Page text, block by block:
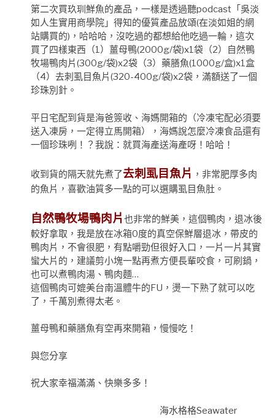
第二次買玖玔鮮魚的產品，一樣是透過聽podcast「吳淡
如人生實用商學院」得知的優質產品放頌(在淡如姐的網
站購買的)，哈哈哈，沒吃過的都想給他吃過一輪，這次
買了四樣東西（1）薑母鴨(2000g/袋)x1袋（2）自然鴨
牧場鴨肉片(300g/袋)x2袋（3）藥膳魚(1000g/盒)x1盒
（4）去刺虱目魚片(320-400g/袋)x2袋，滿額送了一個
珍珠別針。
平日宅配到貨是海爸簽收、海媽開箱的（冷凍宅配必須要
送入凍房，一定得立馬開箱），海媽說怎麼冷凍食品還有
一個珍珠咧！？我說：就買海產送海產呀！哈哈！
收到貨的隔天就先煮了去刺虱目魚片 ，非常肥厚多肉
的魚片，喜歡油質多一點的可以選購虱目魚肚。
自然鴨牧場鴨肉片也非常的鮮美，這個鴨肉，退冰後
較好拿取，我是放在冰箱0度的真空保鮮層退冰，帶皮的
鴨肉片，不會很肥，有點嚼勁但很好入口，一片一片其實
蠻大片的，建議剪小塊一點再煮方便長輩咬食，可刷鍋，
也可以煮鴨肉湯、鴨肉麵…
這個鴨肉可媲美台南溫體牛的FU，燙一下熟了就可以吃
了，千萬別煮得太老。
薑母鴨和藥膳魚有空再來開箱，慢慢吃！
與您分享
祝大家幸福滿滿、快樂多多！
海水格格Seawater